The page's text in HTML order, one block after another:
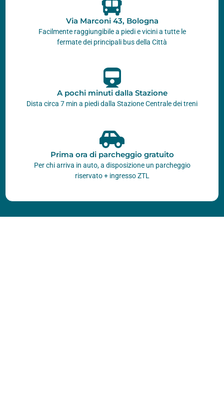
Via Marconi 43, Bologna
Facilmente raggiungibile a piedi e vicini a tutte le
fermate dei principali bus della Città
A pochi minuti dalla Stazione
Dista circa 7 min a piedi dalla Stazione Centrale dei treni
Prima ora di parcheggio gratuito
Per chi arriva in auto, a disposizione un parcheggio
riservato + ingresso ZTL